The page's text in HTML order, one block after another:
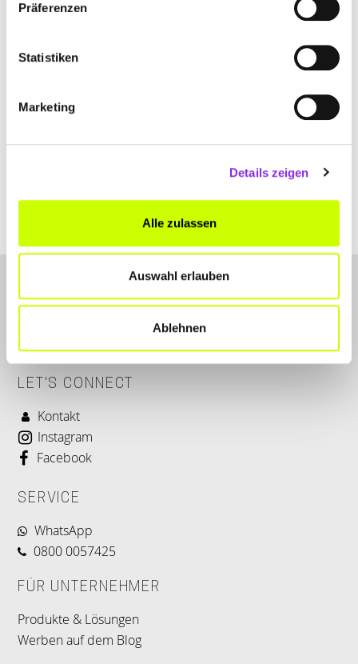
Präferenzen
Statistiken
Marketing
Details zeigen
Alle zulassen
Auswahl erlauben
Ablehnen
LANGE
LET'S CONNECT
Kontakt
Instagram
Facebook
SERVICE
WhatsApp
0800 0057425
FÜR UNTERNEHMER
Produkte & Lösungen
Werben auf dem Blog